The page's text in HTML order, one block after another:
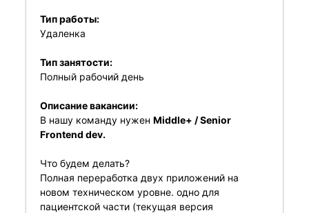
Тип работы:
Удаленка
Тип занятости:
Полный рабочий день
Описание вакансии:
В нашу команду нужен Middle+ / Senior
Frontend dev.
Что будем делать?
Полная переработка двух приложений на
новом техническом уровне. одно для
пациентской части (текущая версия